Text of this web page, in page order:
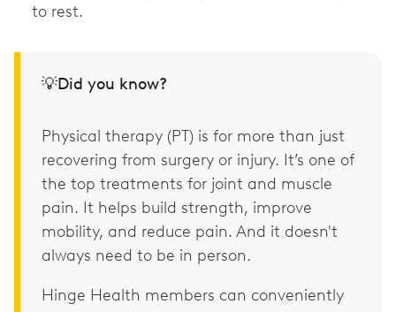
to rest.
💡Did you know?
Physical therapy (PT) is for more than just
recovering from surgery or injury. It’s one of
the top treatments for joint and muscle
pain. It helps build strength, improve
mobility, and reduce pain. And it doesn't
always need to be in person.
Hinge Health members can conveniently